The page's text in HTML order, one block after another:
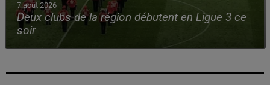
7 août 2026
Deux clubs de la région débutent en Ligue 3 ce
soir